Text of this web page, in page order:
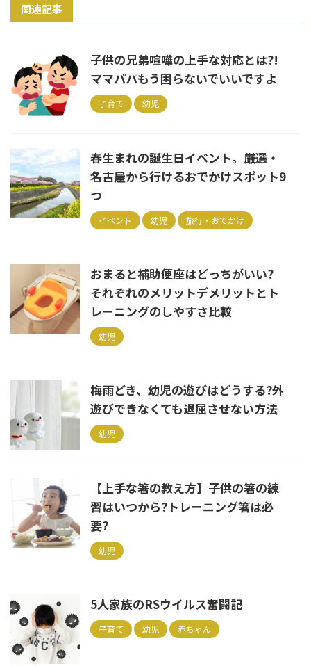
関連記事
子供の兄弟喧嘩の上手な対応とは?!
ママパパもう困らないでいいですよ
子育て 幼児
春生まれの誕生日イベント。厳選・
名古屋から行けるおでかけスポット9
つ
イベント 幼児 旅行・おでかけ
おまると補助便座はどっちがいい?
それぞれのメリットデメリットとト
レーニングのしやすさ比較
幼児
梅雨どき、幼児の遊びはどうする?外
遊びできなくても退屈させない方法
幼児
【上手な箸の教え方】子供の箸の練
習はいつから?トレーニング箸は必
要?
幼児
5人家族のRSウイルス奮闘記
子育て 幼児 赤ちゃん